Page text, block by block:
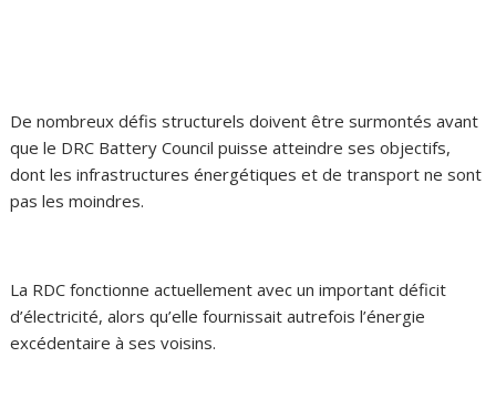
De nombreux défis structurels doivent être surmontés avant
que le DRC Battery Council puisse atteindre ses objectifs,
dont les infrastructures énergétiques et de transport ne sont
pas les moindres.
La RDC fonctionne actuellement avec un important déficit
d’électricité, alors qu’elle fournissait autrefois l’énergie
excédentaire à ses voisins.